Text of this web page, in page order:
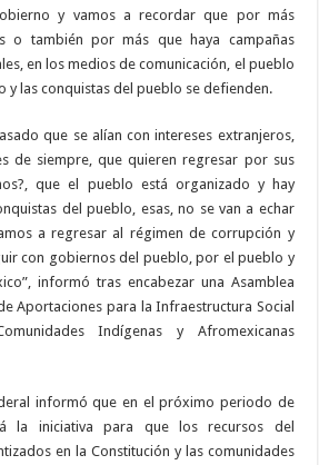
y vamos a recordar que por más
o también por más que haya campañas
en los medios de comunicación, el pueblo
y las conquistas del pueblo se defienden.
que se alían con intereses extranjeros,
de siempre, que quieren regresar por sus
que el pueblo está organizado y hay
del pueblo, esas, no se van a echar
a regresar al régimen de corrupción y
con gobiernos del pueblo, por el pueblo y
informó tras encabezar una Asamblea
Aportaciones para la Infraestructura Social
Indígenas y Afromexicanas
informó que en el próximo periodo de
la iniciativa para que los recursos del
en la Constitución y las comunidades